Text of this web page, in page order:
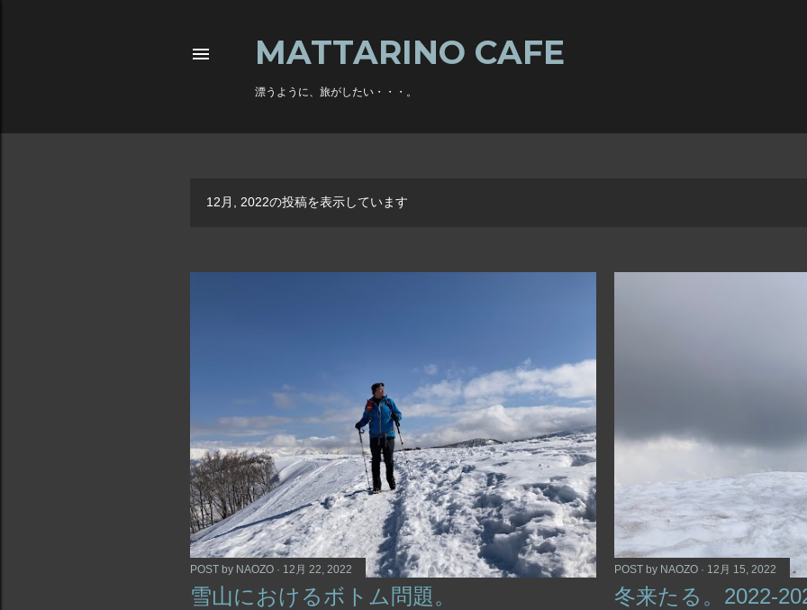
MATTARINO CAFE
漂うように、旅がしたい・・・。
12月, 2022の投稿を表示しています
POST by NAOZO 12月 22, 2022
雪山におけるボトム問題。
POST by NAOZO 12月 15, 2022
冬来たる。2022-